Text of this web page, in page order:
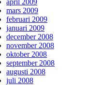
april 2009
mars 2009
februari 2009
januari 2009
december 2008
november 2008
oktober 2008
september 2008
augusti 2008
juli 2008